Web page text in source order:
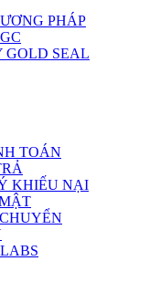
PHÁP
GOLD SEAL
TOÁN
KHIẾU NẠI